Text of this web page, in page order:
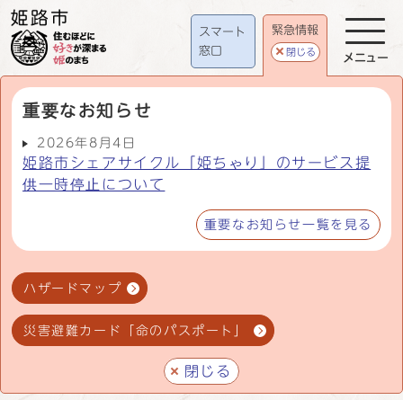
スマート
窓口
緊急情報
閉じる
重要なお知らせ
2026年8月4日
姫路市シェアサイクル「姫ちゃり」のサービス提
供一時停止について
重要なお知らせ一覧を見る
ハザードマップ
災害避難カード「命のパスポート」
閉じる
メニュー